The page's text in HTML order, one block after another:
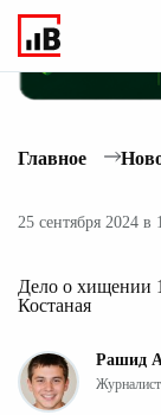
Главное
25 сентября 2024 в
Дело о хищении
Костаная
Рашид